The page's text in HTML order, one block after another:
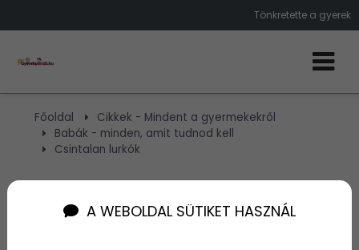
Tönkretette a gyerek
Főoldal
Cikkek - Mindent a gyermekekről
Babák - minden, amit tudnod kell
Csintalan lurkók
Csintalan lurkók
A WEBOLDAL SÜTIKET HASZNÁL